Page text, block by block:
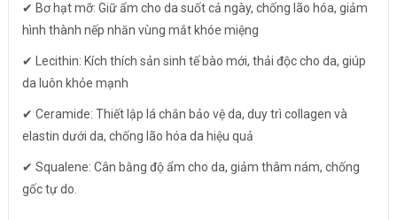
✔ Bơ hạt mỡ: Giữ ẩm cho da suốt cả ngày, chống lão hóa, giảm
hình thành nếp nhăn vùng mắt khóe miệng
✔ Lecithin: Kích thích sản sinh tế bào mới, thải độc cho da, giúp
da luôn khỏe mạnh
✔ Ceramide: Thiết lập lá chắn bảo vệ da, duy trì collagen và
elastin dưới da, chống lão hóa da hiệu quả
✔ Squalene: Cân bằng độ ẩm cho da, giảm thâm nám, chống
gốc tự do.